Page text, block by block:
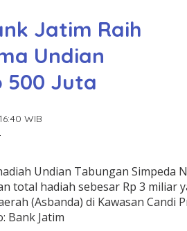
Jatim Raih
Undian
500 Juta
WIB
Undian Tabungan Simpeda
total hadiah sebesar Rp 3 miliar
(Asbanda) di Kawasan Candi
Bank Jatim